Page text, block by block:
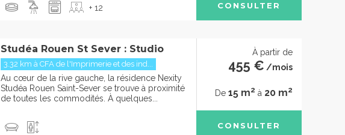
+ 12 CONSULTER
Studéa Rouen St Sever : Studio
3.32 km à CFA de l'Imprimerie et des ind...
Au cœur de la rive gauche, la résidence Nexity
Studéa Rouen Saint-Sever se trouve à proximité
de toutes les commodités. À quelques...
À partir de
455 € /mois
De 15 m2 à 20 m2
CONSULTER